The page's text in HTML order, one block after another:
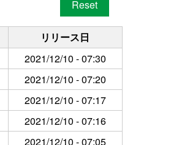
リリース日
2021/12/10 - 07:30
2021/12/10 - 07:20
2021/12/10 - 07:17
2021/12/10 - 07:16
2021/12/10 - 07:05